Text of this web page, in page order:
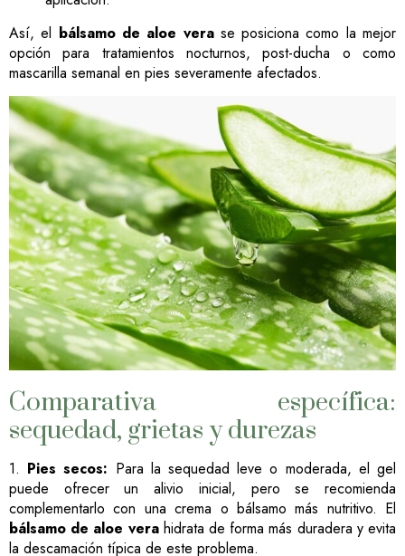
Así, el bálsamo de aloe verase posiciona como la mejor
opción para tratamientos nocturnos, post-ducha o como
mascarilla semanal en pies severamente afectados.
Comparativa específica:
sequedad, grietas y durezas
1. Pies secos: Para la sequedad leve o moderada, el gel
puede ofrecer un alivio inicial, pero se recomienda
complementarlo con una crema o bálsamo más nutritivo. El
bálsamo de aloe verahidrata de forma más duradera y evita
la descamación típica de este problema.